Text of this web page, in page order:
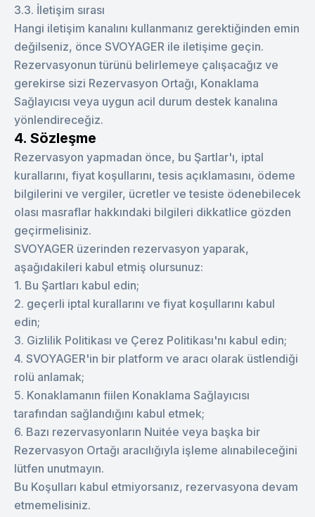
3.3. İletişim sırası
Hangi iletişim kanalını kullanmanız gerektiğinden emin
değilseniz, önce SVOYAGER ile iletişime geçin.
Rezervasyonun türünü belirlemeye çalışacağız ve
gerekirse sizi Rezervasyon Ortağı, Konaklama
Sağlayıcısı veya uygun acil durum destek kanalına
yönlendireceğiz.
4. Sözleşme
Rezervasyon yapmadan önce, bu Şartlar'ı, iptal
kurallarını, fiyat koşullarını, tesis açıklamasını, ödeme
bilgilerini ve vergiler, ücretler ve tesiste ödenebilecek
olası masraflar hakkındaki bilgileri dikkatlice gözden
geçirmelisiniz.
SVOYAGER üzerinden rezervasyon yaparak,
aşağıdakileri kabul etmiş olursunuz:
1. Bu Şartları kabul edin;
2. geçerli iptal kurallarını ve fiyat koşullarını kabul
edin;
3. Gizlilik Politikası ve Çerez Politikası'nı kabul edin;
4. SVOYAGER'in bir platform ve aracı olarak üstlendiği
rolü anlamak;
5. Konaklamanın fiilen Konaklama Sağlayıcısı
tarafından sağlandığını kabul etmek;
6. Bazı rezervasyonların Nuitée veya başka bir
Rezervasyon Ortağı aracılığıyla işleme alınabileceğini
lütfen unutmayın.
Bu Koşulları kabul etmiyorsanız, rezervasyona devam
etmemelisiniz.